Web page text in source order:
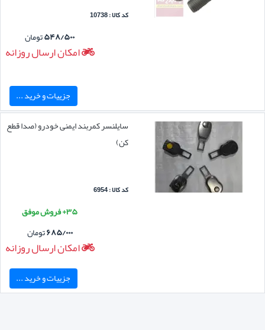
کد کالا : 10738
۵۴۸/۵۰۰تومان
امکان ارسال روزانه
جزییات و خرید ...
سایلنسر کمربند ایمنی خودرو (صدا قطع
کن)
کد کالا : 6954
۳۵+ فروش موفق
۶۸۵/۰۰۰تومان
امکان ارسال روزانه
جزییات و خرید ...